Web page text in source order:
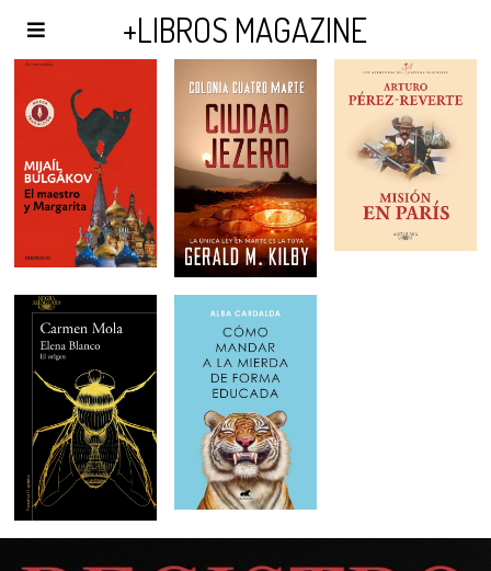
+LIBROS MAGAZINE